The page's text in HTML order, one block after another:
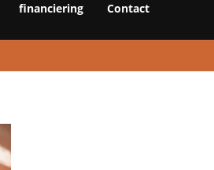
financiering Contact